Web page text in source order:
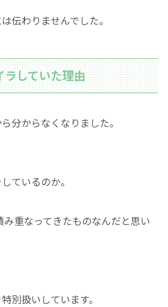
伝わりませんでした。
していた理由
分からなくなりました。
ているのか。
重なってきたものなんだと思い
別扱いしています。